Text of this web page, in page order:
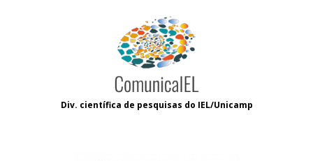
Div. científica de pesquisas do IEL/Unicamp